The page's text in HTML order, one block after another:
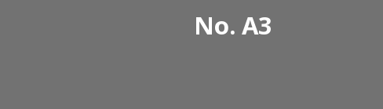
No. A3